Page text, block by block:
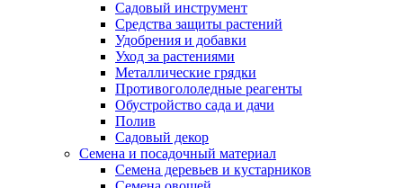
Садовый инструмент
Средства защиты растений
Удобрения и добавки
Уход за растениями
Металлические грядки
Противогололедные реагенты
Обустройство сада и дачи
Полив
Садовый декор
Семена и посадочный материал
Семена деревьев и кустарников